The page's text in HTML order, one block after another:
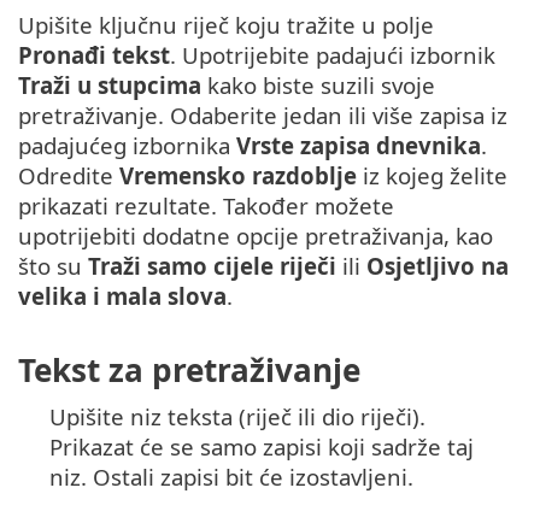
Upišite ključnu riječ koju tražite u polje
Pronađi tekst. Upotrijebite padajući izbornik
Traži u stupcima kako biste suzili svoje
pretraživanje. Odaberite jedan ili više zapisa iz
padajućeg izbornika Vrste zapisa dnevnika.
Odredite Vremensko razdoblje iz kojeg želite
prikazati rezultate. Također možete
upotrijebiti dodatne opcije pretraživanja, kao
što su Traži samo cijele riječi ili Osjetljivo na
velika i mala slova.
Tekst za pretraživanje
Upišite niz teksta (riječ ili dio riječi).
Prikazat će se samo zapisi koji sadrže taj
niz. Ostali zapisi bit će izostavljeni.